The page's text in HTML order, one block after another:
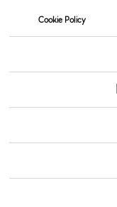
Cookie Policy